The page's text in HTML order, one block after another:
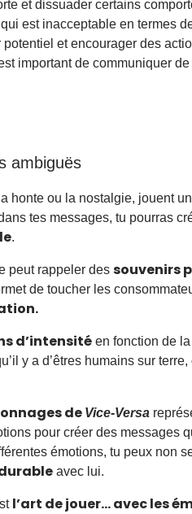
et dissuader certains
est inacceptable en termes
potentiel et encourager des
important de communiquer
ambiguës
honte ou la nostalgie, jouent un
tes messages, tu pourras
.
peut rappeler des souvenirs
de toucher les
d’intensité en fonction de
y a d’êtres humains sur
de Vice-Versa
pour créer des messages
émotions, tu peux non
avec lui.
l’art de jouer… avec les